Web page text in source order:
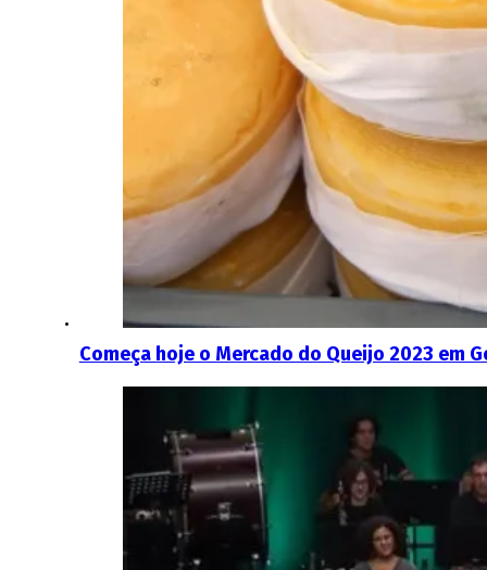
Começa hoje o Mercado do Queijo 2023 em